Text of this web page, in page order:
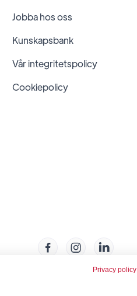
Jobba hos oss
Kunskapsbank
Vår integritetspolicy
Cookiepolicy
  
Privacy policy